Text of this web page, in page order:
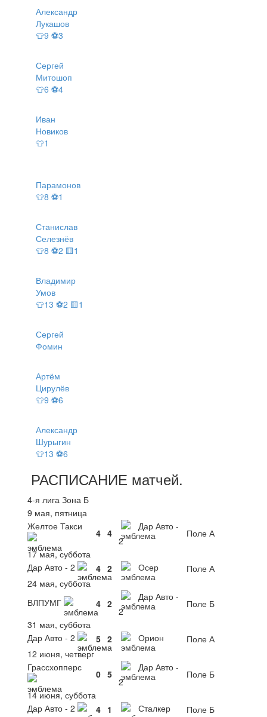
Александр
Лукашов
👕9 ⚽3
Сергей
Митошоп
👕6 ⚽4
Иван
Новиков
👕1
Парамонов
👕8 ⚽1
Станислав
Селезнёв
👕8 ⚽2 🟨1
Владимир
Умов
👕13 ⚽2 🟨1
Сергей
Фомин
Артём
Цирулёв
👕9 ⚽6
Александр
Шурыгин
👕13 ⚽6
РАСПИСАНИЕ матчей.
4-я лига Зона Б
9 мая, пятница
Желтое Такси
4 4
Дар Авто -
2
Поле А
17 мая, суббота
Дар Авто - 2
4 2 Осер
Поле А
24 мая, суббота
ВЛПУМГ
4 2
Дар Авто -
2
Поле Б
31 мая, суббота
Дар Авто - 2
5 2 Орион
Поле А
12 июня, четверг
Грассхопперс
0 5
Дар Авто -
2
Поле Б
14 июня, суббота
Дар Авто - 2
4 1 Сталкер
Поле Б